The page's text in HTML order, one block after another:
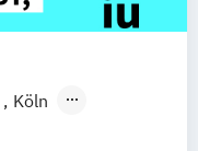
Köln